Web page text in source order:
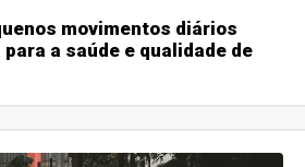
movimentos diários
a saúde e qualidade de